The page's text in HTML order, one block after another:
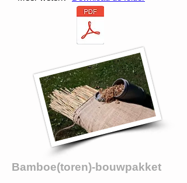
Bamboe(toren)-bouwpakket